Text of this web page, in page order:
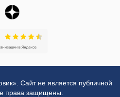
Сайт не является публичной
права защищены.